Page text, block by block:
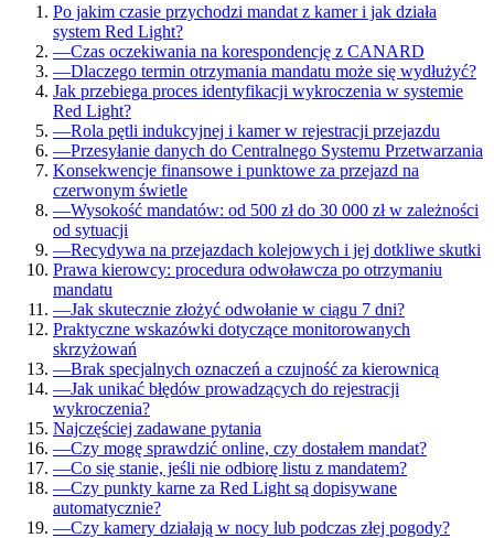
Po jakim czasie przychodzi mandat z kamer i jak działa
system Red Light?
—Czas oczekiwania na korespondencję z CANARD
—Dlaczego termin otrzymania mandatu może się wydłużyć?
Jak przebiega proces identyfikacji wykroczenia w systemie
Red Light?
—Rola pętli indukcyjnej i kamer w rejestracji przejazdu
—Przesyłanie danych do Centralnego Systemu Przetwarzania
Konsekwencje finansowe i punktowe za przejazd na
czerwonym świetle
—Wysokość mandatów: od 500 zł do 30 000 zł w zależności
od sytuacji
—Recydywa na przejazdach kolejowych i jej dotkliwe skutki
Prawa kierowcy: procedura odwoławcza po otrzymaniu
mandatu
—Jak skutecznie złożyć odwołanie w ciągu 7 dni?
Praktyczne wskazówki dotyczące monitorowanych
skrzyżowań
—Brak specjalnych oznaczeń a czujność za kierownicą
—Jak unikać błędów prowadzących do rejestracji
wykroczenia?
Najczęściej zadawane pytania
—Czy mogę sprawdzić online, czy dostałem mandat?
—Co się stanie, jeśli nie odbiorę listu z mandatem?
—Czy punkty karne za Red Light są dopisywane
automatycznie?
—Czy kamery działają w nocy lub podczas złej pogody?